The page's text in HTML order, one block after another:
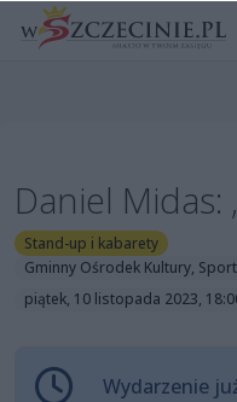
Daniel Midas:
Stand-up i kabarety
Gminny Ośrodek Kultury,
piątek, 10 listopada 2023,
Wydarzenie